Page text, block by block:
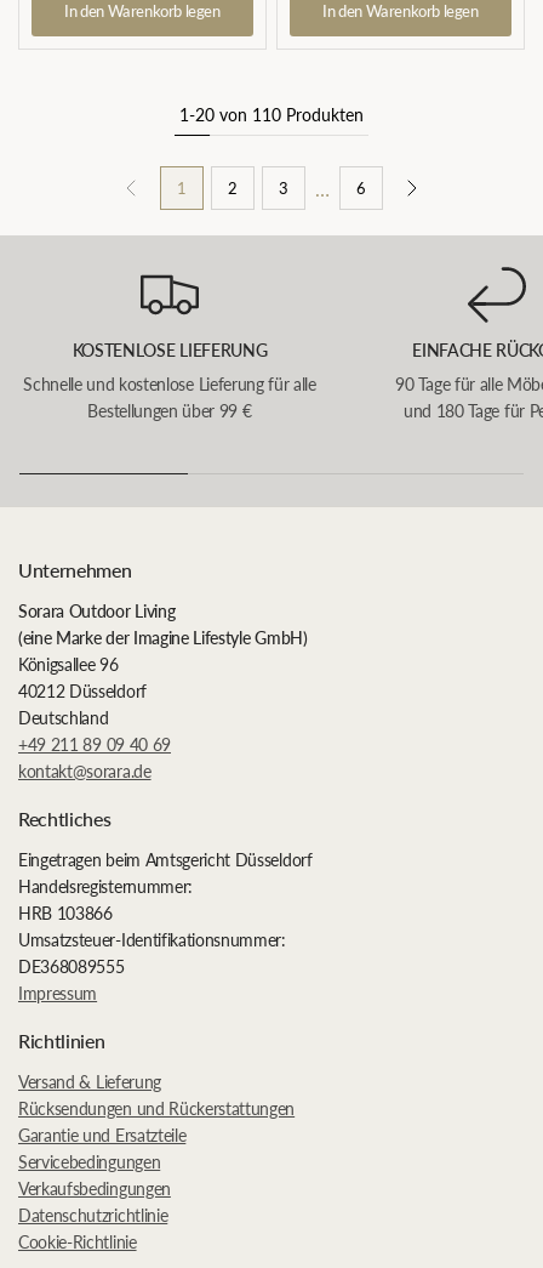
In den Warenkorb legen In den Warenkorb legen
1-20 von 110 Produkten
1 2 3 … 6
KOSTENLOSE LIEFERUNG
Schnelle und kostenlose Lieferung für alle
Bestellungen über 99 €
EINFACHE
90 Tage für alle
und 180 Tage für
Unternehmen
Sorara Outdoor Living
(eine Marke der Imagine Lifestyle GmbH)
Königsallee 96
40212 Düsseldorf
Deutschland
+49 211 89 09 40 69
kontakt@sorara.de
Rechtliches
Eingetragen beim Amtsgericht Düsseldorf
Handelsregisternummer:
HRB 103866
Umsatzsteuer-Identifikationsnummer:
DE368089555
Impressum
Richtlinien
Versand & Lieferung
Rücksendungen und Rückerstattungen
Garantie und Ersatzteile
Servicebedingungen
Verkaufsbedingungen
Datenschutzrichtlinie
Cookie-Richtlinie